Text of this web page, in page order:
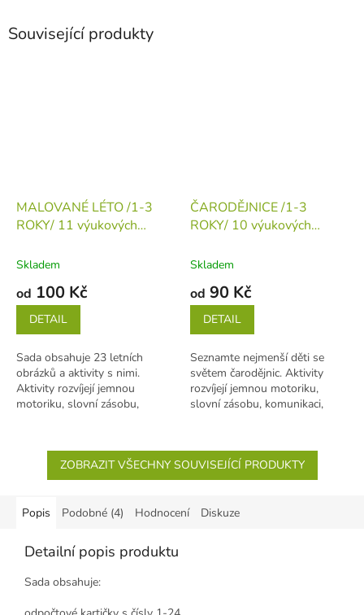
Související produkty
MALOVANÉ LÉTO /1-3
ROKY/ 11 výukových
jednotlivých listech)
Skladem
od 100 Kč
DETAIL
Sada obsahuje 23 letních
obrázků a aktivity s nimi.
Aktivity rozvíjejí jemnou
motoriku, slovní zásobu,
ČARODĚJNICE /1-3
ROKY/ 10 výukových
jednotlivých listech)
Skladem
od 90 Kč
DETAIL
Seznamte nejmenší děti se
světem čarodějnic. Aktivity
rozvíjejí jemnou motoriku,
slovní zásobu, komunikaci,
ZOBRAZIT VŠECHNY SOUVISEJÍCÍ PRODUKTY
Popis Podobné (4) Hodnocení Diskuze
Detailní popis produktu
Sada obsahuje: